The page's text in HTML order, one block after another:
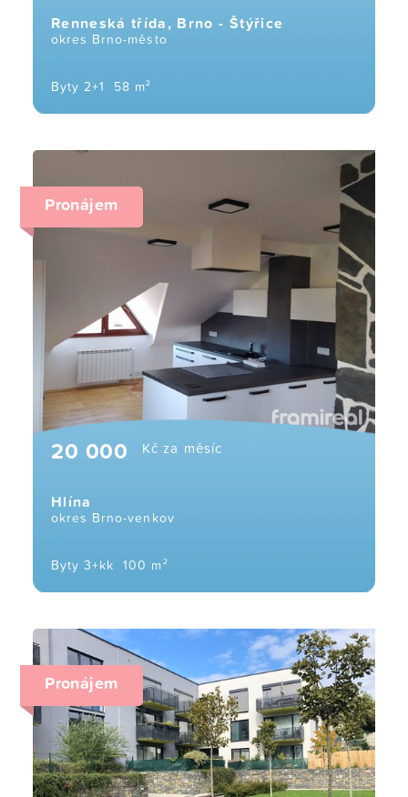
Renneská třída, Brno - Štýřice
okres Brno-město
Byty 2+1 58 m²
20 000 Kč za měsíc
Hlína
okres Brno-venkov
Byty 3+kk 100 m²
Pronájem
Pronájem